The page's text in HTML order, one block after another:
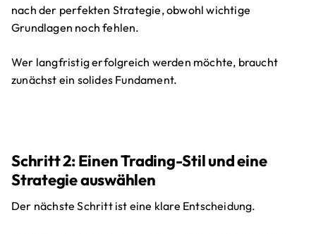
nach der perfekten Strategie, obwohl wichtige
Grundlagen noch fehlen.
Wer langfristig erfolgreich werden möchte, braucht
zunächst ein solides Fundament.
Schritt 2: Einen Trading-Stil und eine
Strategie auswählen
Der nächste Schritt ist eine klare Entscheidung.